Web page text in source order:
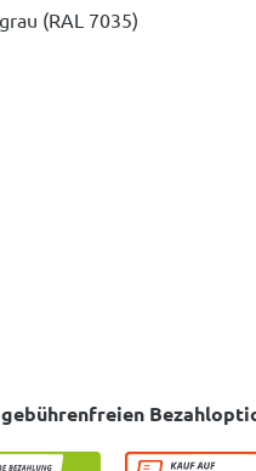
(RAL 7035)
gebührenfreien